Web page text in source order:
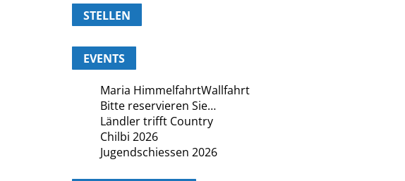
STELLEN
EVENTS
Maria HimmelfahrtWallfahrt
Bitte reservieren Sie…
Ländler trifft Country
Chilbi 2026
Jugendschiessen 2026